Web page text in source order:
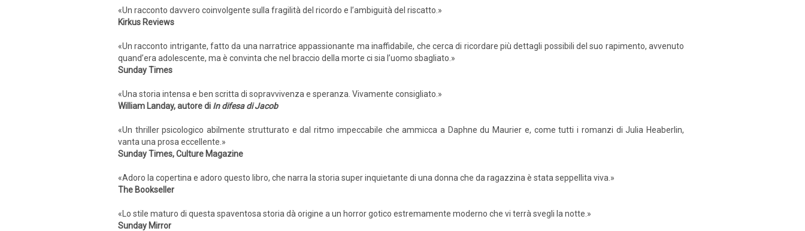
«Un racconto davvero coinvolgente sulla fragilità del ricordo e l’ambiguità del riscatto.»
Kirkus Reviews
«Un racconto intrigante, fatto da una narratrice appassionante ma inaffidabile, che cerca di ricordare più dettagli possibili del suo rapimento, avvenuto
quand’era adolescente, ma è convinta che nel braccio della morte ci sia l’uomo sbagliato.»
Sunday Times
«Una storia intensa e ben scritta di sopravvivenza e speranza. Vivamente consigliato.»
William Landay, autore di In difesa di Jacob
«Un thriller psicologico abilmente strutturato e dal ritmo impeccabile che ammicca a Daphne du Maurier e, come tutti i romanzi di Julia Heaberlin,
vanta una prosa eccellente.»
Sunday Times, Culture Magazine
«Adoro la copertina e adoro questo libro, che narra la storia super inquietante di una donna che da ragazzina è stata seppellita viva.»
The Bookseller
«Lo stile maturo di questa spaventosa storia dà origine a un horror gotico estremamente moderno che vi terrà svegli la notte.»
Sunday Mirror